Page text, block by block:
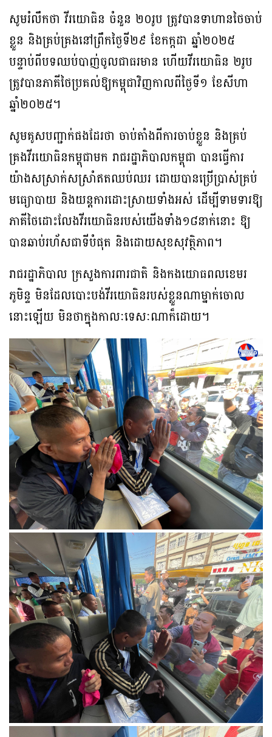
សូមរំលឹកថា វីរយោធិន ចំនួន ២០រូប ត្រូវបានទាហានថៃចាប់
ខ្លួន និងគ្រប់គ្រងនៅព្រឹកថ្ងៃទី២៩ ខែកក្កដា ឆ្នាំ២០២៥
បន្ទាប់ពីបទឈប់បាញ់ចូលជាធរមាន ហើយវីរយោធិន ២រូប
ត្រូវបានភាគីថៃប្រគល់ឱ្យកម្ពុជាវិញកាលពីថ្ងៃទី១ ខែសីហា
ឆ្នាំ២០២៥។
សូមគូសបញ្ជាក់ផងដែរថា ចាប់តាំងពីការចាប់ខ្លួន និងគ្រប់
គ្រងវីរយោធិនកម្ពុជាមក រាជរដ្ឋាភិបាលកម្ពុជា បានធ្វើការ
យ៉ាងសស្រាក់សស្រាំឥតឈប់ឈរ ដោយបានប្រើប្រាស់គ្រប់
មធ្យោបាយ និងយន្តការដោះស្រាយទាំងអស់ ដើម្បីទាមទារឱ្យ
ភាគីថៃដោះលែងវីរយោធិនរបស់យើងទាំង១៨នាក់នោះ ឱ្យ
បានឆាប់រហ័សជាទីបំផុត និងដោយសុខសុវត្ថិភាព។
រាជរដ្ឋាភិបាល ក្រសួងការពារជាតិ និងកងយោធពលខេមរ
ភូមិន្ទ មិនដែលបោះបង់វីរយោធិនរបស់ខ្លួនណាម្នាក់ចោល
នោះឡើយ មិនថាក្នុងកាលៈទេសៈណាក៏ដោយ។